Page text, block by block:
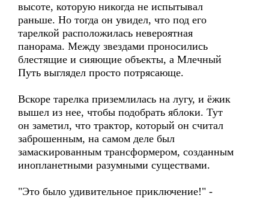
высоте, которую никогда не испытывал
раньше. Но тогда он увидел, что под его
тарелкой расположилась невероятная
панорама. Между звездами проносились
блестящие и сияющие объекты, а Млечный
Путь выглядел просто потрясающе.
Вскоре тарелка приземлилась на лугу, и ёжик
вышел из нее, чтобы подобрать яблоки. Тут
он заметил, что трактор, который он считал
заброшенным, на самом деле был
замаскированным трансформером, созданным
инопланетными разумными существами.
"Это было удивительное приключение!" -